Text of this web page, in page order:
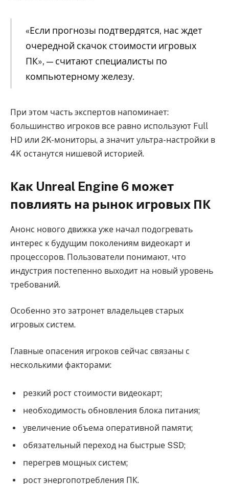
«Если прогнозы подтвердятся, нас ждет
очередной скачок стоимости игровых
ПК», — считают специалисты по
компьютерному железу.
При этом часть экспертов напоминает:
большинство игроков все равно используют Full
HD или 2K-мониторы, а значит ультра-настройки в
4K останутся нишевой историей.
Как Unreal Engine 6 может
повлиять на рынок игровых ПК
Анонс нового движка уже начал подогревать
интерес к будущим поколениям видеокарт и
процессоров. Пользователи понимают, что
индустрия постепенно выходит на новый уровень
требований.
Особенно это затронет владельцев старых
игровых систем.
Главные опасения игроков сейчас связаны с
несколькими факторами:
резкий рост стоимости видеокарт;
необходимость обновления блока питания;
увеличение объема оперативной памяти;
обязательный переход на быстрые SSD;
перегрев мощных систем;
рост энергопотребления ПК.